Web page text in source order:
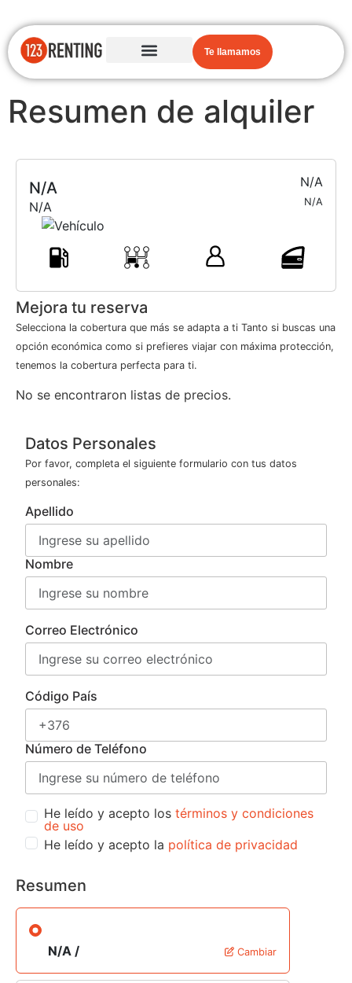
Te llamamos
Resumen de alquiler
N/A
N/A
N/A
N/A
Mejora tu reserva
Selecciona la cobertura que más se adapta a ti Tanto si buscas una
opción económica como si prefieres viajar con máxima protección,
tenemos la cobertura perfecta para ti.
No se encontraron listas de precios.
Datos Personales
Por favor, completa el siguiente formulario con tus datos
personales:
Apellido
Nombre
Correo Electrónico
Código País
Número de Teléfono
He leído y acepto los términos y condiciones
de uso
He leído y acepto la política de privacidad
Resumen
N/A / Cambiar